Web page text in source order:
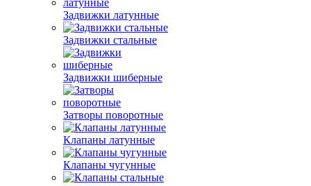
Задвижки латунные
Задвижки стальные
Задвижки шиберные
Затворы поворотные
Клапаны латунные
Клапаны чугунные